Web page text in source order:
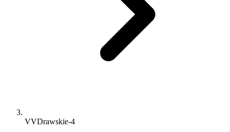
VVDrawskie-4